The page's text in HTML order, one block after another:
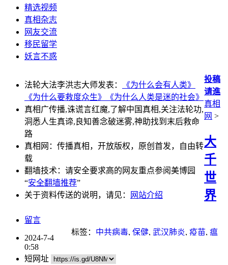
精选视频
真相杂志
网友交流
移民留学
妖言不惑
法轮大法李洪志大师发表：
《为什么会有人类》
《为什么要救度众生》
《为什么人类是迷的社会》
真相广传播,诛谎言红魔,了解中国真相,关注法轮功,
洞悉人生真谛,良知善念破迷雾,神助找到末后救命
路
真相网：传播真相，开放版权，原创首发，自由转
载
翻墙技术：请安全要求高的网友重点参阅美博园
“安全翻墙推荐”
关于资料传送的说明，请见：
网站介绍
投稿
请進
真相
网 >
大
千
世
界
留言
标签： 中共病毒, 保健, 武汉肺炎, 疫苗, 瘟
2024-7-4
0:58
短网址